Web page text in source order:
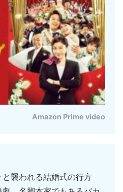
Amazon Prime video
襲われる結婚式の行方